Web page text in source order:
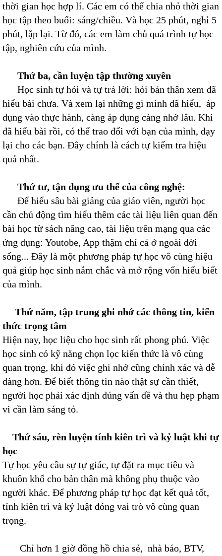
thời gian học hợp lí. Các em có thể chia nhỏ thời gian
học tập theo buổi: sáng/chiều. Và học 25 phút, nghỉ 5
phút, lặp lại. Từ đó, các em làm chủ quá trình tự học
tập, nghiên cứu của mình.
Thứ ba, cần luyện tập thường xuyên
Học sinh tự hỏi và tự trả lời: hỏi bản thân xem đã
hiểu bài chưa. Và xem lại những gì mình đã hiểu, áp
dụng vào thực hành, càng áp dụng càng nhớ lâu. Khi
đã hiểu bài rồi, có thể trao đổi với bạn của mình, dạy
lại cho các bạn. Đây chính là cách tự kiểm tra hiệu
quả nhất.
Thứ tư, tận dụng ưu thế của công nghệ:
Để hiểu sâu bài giảng của giáo viên, người học
cần chủ động tìm hiểu thêm các tài liệu liên quan đến
bài học từ sách nâng cao, tài liệu trên mạng qua các
ứng dụng: Youtobe, App thậm chí cả ở ngoài đời
sống... Đây là một phương pháp tự học vô cùng hiệu
quả giúp học sinh nắm chắc và mở rộng vốn hiểu biết
của mình.
Thứ năm, tập trung ghi nhớ các thông tin, kiến
thức trọng tâm
Hiện nay, học liệu cho học sinh rất phong phú. Việc
học sinh có kỹ năng chọn lọc kiến thức là vô cùng
quan trọng, khi đó việc ghi nhớ cũng chính xác và dễ
dàng hơn. Để biết thông tin nào thật sự cần thiết,
người học phải xác định đúng vấn đề và thu hẹp phạm
vi cần làm sáng tỏ.
Thứ sáu, rèn luyện tính kiên trì và kỷ luật khi tự
học
Tự học yêu cầu sự tự giác, tự đặt ra mục tiêu và
khuôn khổ cho bản thân mà không phụ thuộc vào
người khác. Để phương pháp tự học đạt kết quả tốt,
tính kiên trì và kỷ luật đóng vai trò vô cùng quan
trọng.
Chỉ hơn 1 giờ đồng hồ chia sẻ, nhà báo, BTV,